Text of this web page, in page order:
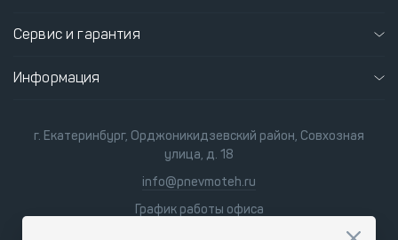
Сервис и гарантия
Информация
г. Екатеринбург, Орджоникидзевский район, Совхозная
улица, д. 18
info@pnevmoteh.ru
График работы офиса